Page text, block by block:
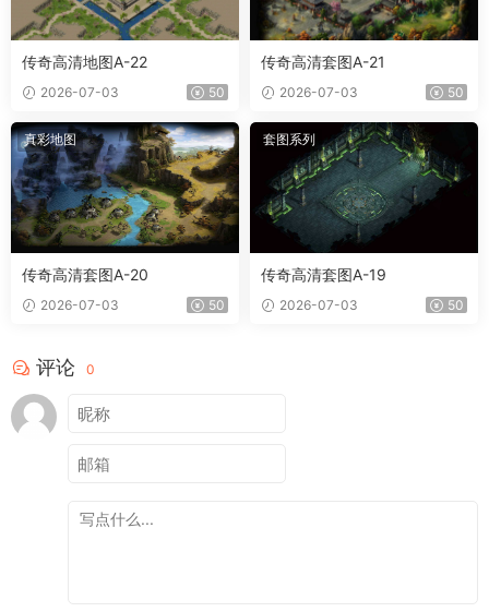
传奇高清地图A-22
2026-07-03 50
传奇高清套图A-21
2026-07-03 50
真彩地图
传奇高清套图A-20
2026-07-03 50
套图系列
传奇高清套图A-19
2026-07-03 50
评论 0